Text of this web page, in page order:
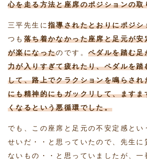
心を走る方法と座席のポジションの取
三平先生に指導されたとおりにポジシ
つも 落ち着かなかった座席と足元が
が楽になったのです。ペダルを踏む足
力が入りすぎて疲れたり、ペダルを
して、路上でクラクションを鳴らさ
にも精神的にもガックリして、ます
くなるという悪循環でした。
でも、この座席と足元の不安定感とい
せいだ・・と思っていたので、先生に
ないもの・・と思っていましたが、一